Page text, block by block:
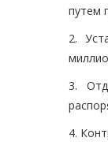
путем
2.
3.
4.